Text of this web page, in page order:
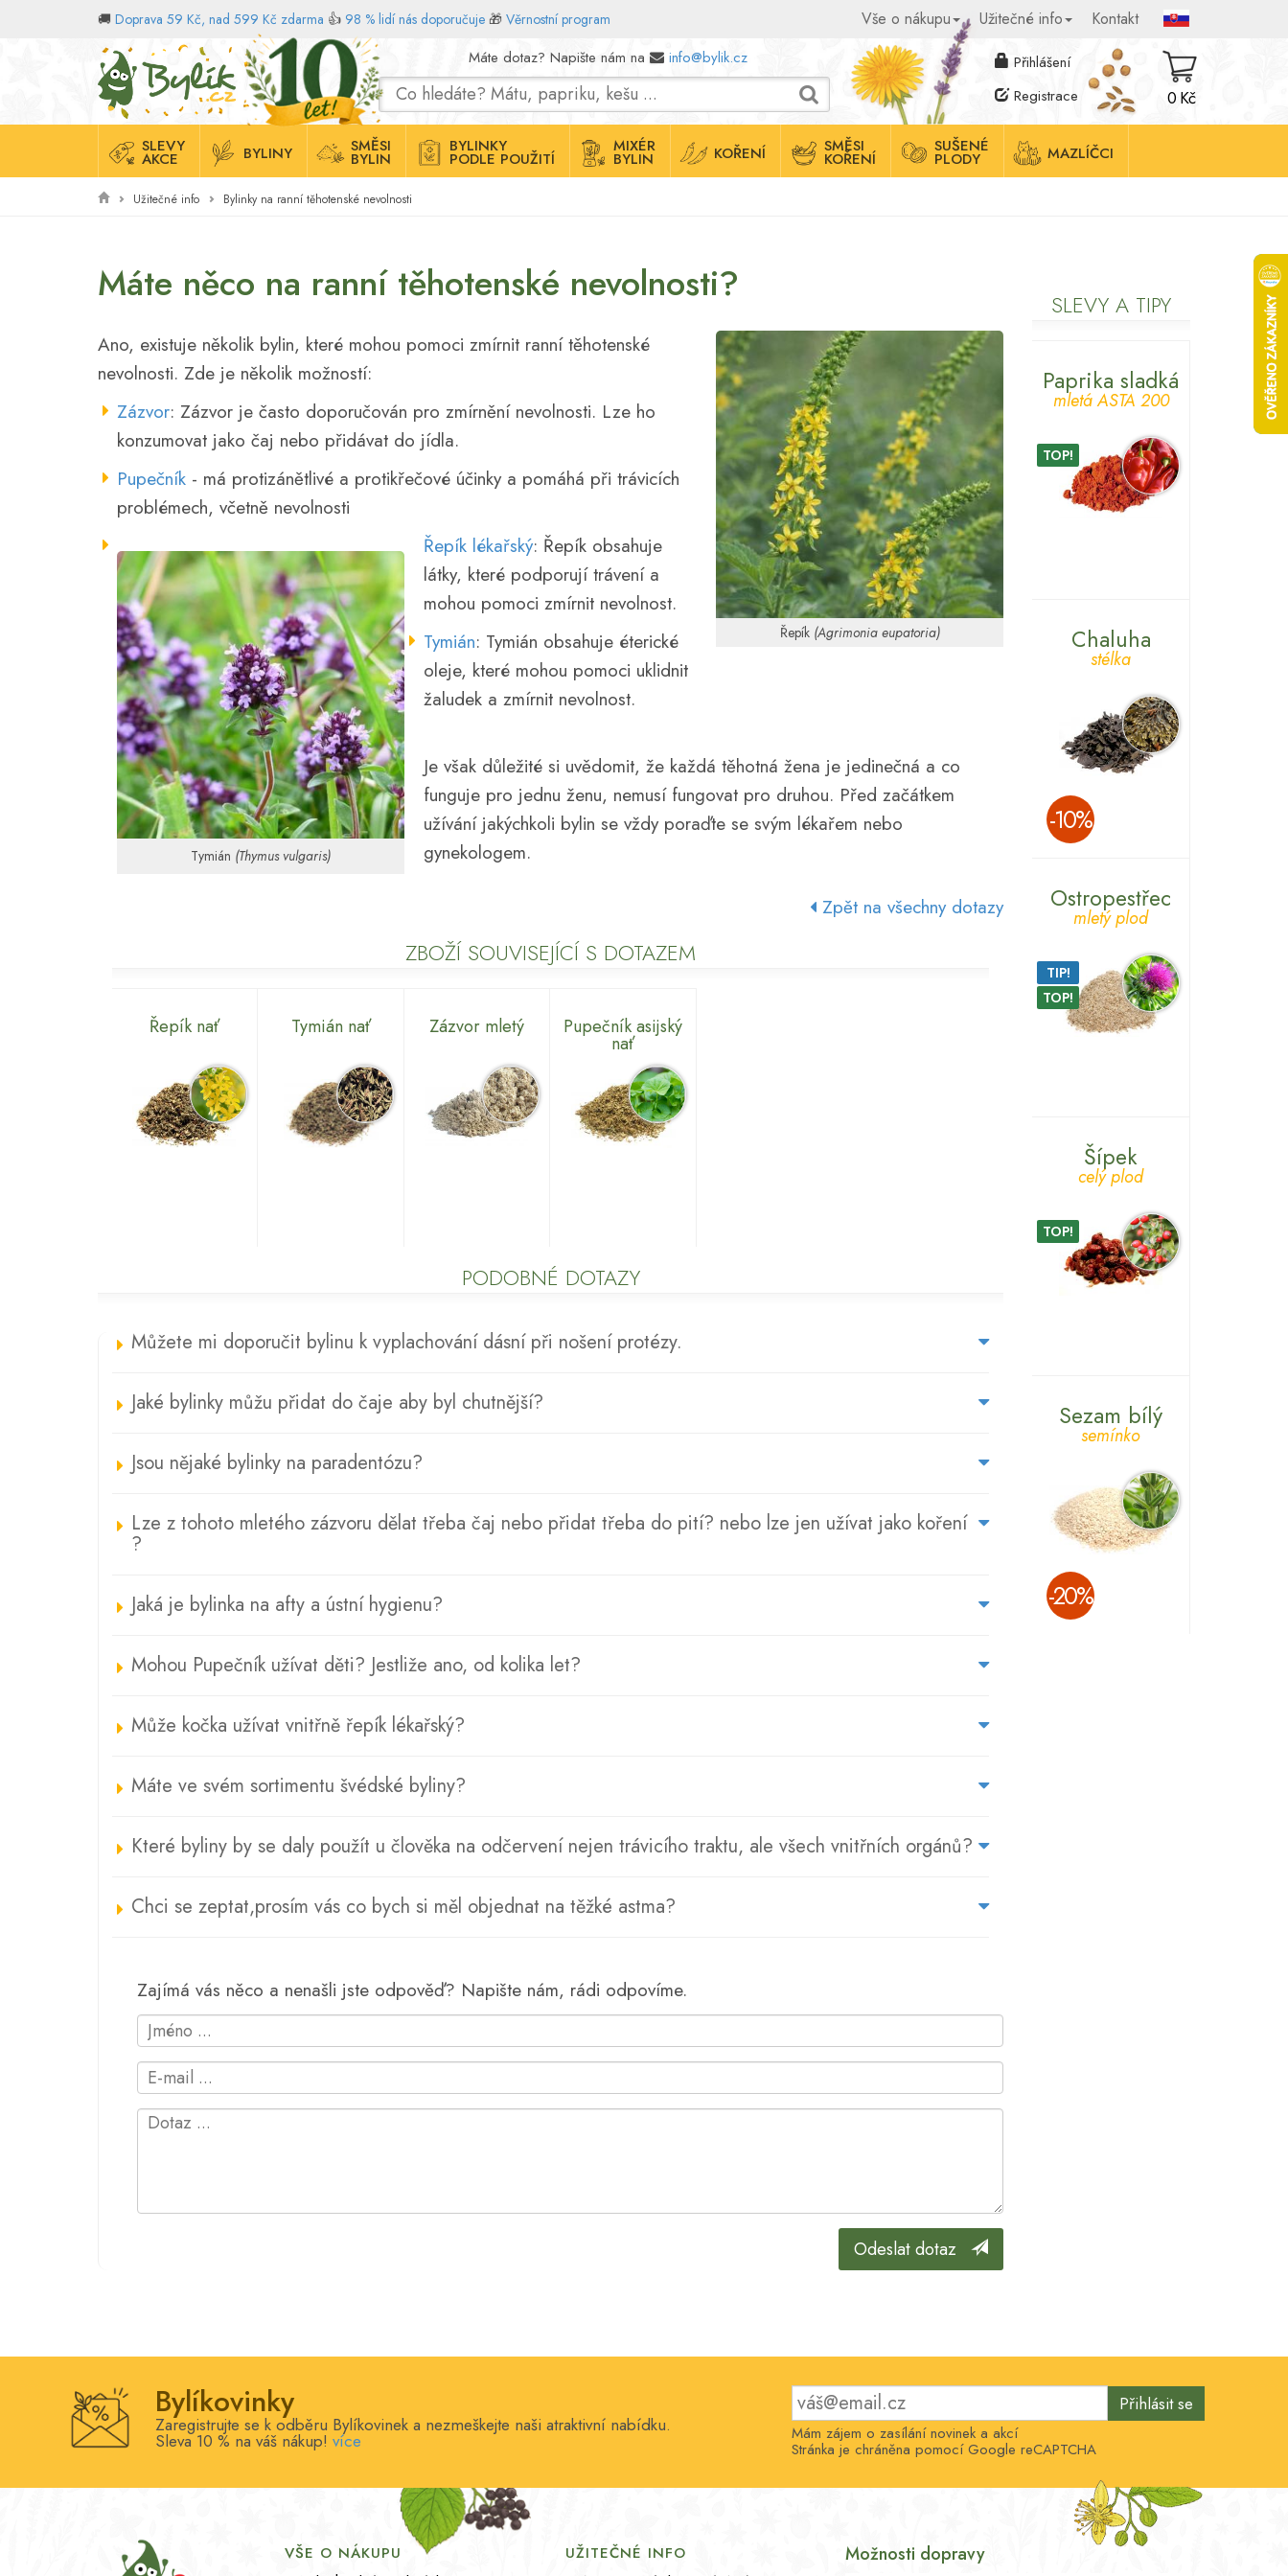
🚚 Doprava 59 Kč, nad 599 Kč zdarma 👍 98 % lidí nás doporučuje 🎁 Věrnostní program Vše o nákupu Užitečné info Kontakt
Domů Máte dotaz? Napište nám na info@bylik.cz
Přihlášení
Registrace
0 Kč
SLEVY
AKCE BYLINY SMĚSI
BYLIN
BYLINKY
PODLE POUŽITÍ
MIXÉR
BYLIN KOŘENÍ SMĚSI
KOŘENÍ
SUŠENÉ
PLODY MAZLÍČCI
Užitečné info Bylinky na ranní těhotenské nevolnosti
Máte něco na ranní těhotenské nevolnosti?
Řepík (Agrimonia eupatoria)
Ano, existuje několik bylin, které mohou pomoci zmírnit ranní těhotenské
nevolnosti. Zde je několik možností:
Zázvor: Zázvor je často doporučován pro zmírnění nevolnosti. Lze ho
konzumovat jako čaj nebo přidávat do jídla.
Pupečník - má protizánětlivé a protikřečové účinky a pomáhá při trávicích
problémech, včetně nevolnosti
Tymián (Thymus vulgaris)
Řepík lékařský: Řepík obsahuje
látky, které podporují trávení a
mohou pomoci zmírnit nevolnost.
Tymián: Tymián obsahuje éterické
oleje, které mohou pomoci uklidnit
žaludek a zmírnit nevolnost.
Je však důležité si uvědomit, že každá těhotná žena je jedinečná a co
funguje pro jednu ženu, nemusí fungovat pro druhou. Před začátkem
užívání jakýchkoli bylin se vždy poraďte se svým lékařem nebo
gynekologem.
Zpět na všechny dotazy
ZBOŽÍ SOUVISEJÍCÍ S DOTAZEM
Řepík nať Tymián nať Zázvor mletý Pupečník asijský
nať
PODOBNÉ DOTAZY
Můžete mi doporučit bylinu k vyplachování dásní při nošení protézy.
Jaké bylinky můžu přidat do čaje aby byl chutnější?
Jsou nějaké bylinky na paradentózu?
Lze z tohoto mletého zázvoru dělat třeba čaj nebo přidat třeba do pití? nebo lze jen užívat jako koření
?
Jaká je bylinka na afty a ústní hygienu?
Mohou Pupečník užívat děti? Jestliže ano, od kolika let?
Může kočka užívat vnitřně řepík lékařský?
Máte ve svém sortimentu švédské byliny?
Které byliny by se daly použít u člověka na odčervení nejen trávicího traktu, ale všech vnitřních orgánů?
Chci se zeptat,prosím vás co bych si měl objednat na těžké astma?
ZÁKAZNÍCI
Zajímá vás něco a nenašli jste odpověď? Napište nám, rádi odpovíme.
Odeslat dotaz
SLEVY A TIPY
Paprika sladká
mletá ASTA 200
TOP!
Chaluha
stélka
­-10%
Ostropestřec
mletý plod
TIP!
TOP!
Šípek
celý plod
TOP!
Sezam bílý
semínko
­-20%
Bylíkovinky
Zaregistrujte se k odběru Bylíkovinek a nezmeškejte naši atraktivní nabídku.
Sleva 10 % na váš nákup! více
Přihlásit se
Mám zájem o zasílání novinek a akcí
Stránka je chráněna pomocí Google reCAPTCHA
VŠE O NÁKUPU UŽITEČNÉ INFO Možnosti dopravy